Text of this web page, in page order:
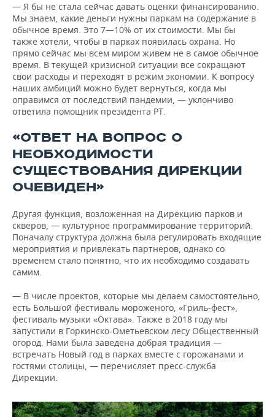
— Я бы не стала сейчас давать оценки финансированию.
Мы знаем, какие деньги нужны паркам на содержание в
обычное время. Это 7—10% от их стоимости. Мы бы
также хотели, чтобы в парках появилась охрана. Но
прямо сейчас мы всем миром живем не в самое обычное
время. В текущей кризисной ситуации все сокращают
свои расходы и переходят в режим экономии. К вопросу
наших амбиций можно будет вернуться, когда мы
оправимся от последствий пандемии, — уклончиво
ответила помощник президента РТ.
«ОТВЕТ НА ВОПРОС О
НЕОБХОДИМОСТИ
СУЩЕСТВОВАНИЯ ДИРЕКЦИИ
ОЧЕВИДЕН»
Другая функция, возложенная на Дирекцию парков и
скверов, — культурное программирование территорий.
Поначалу структура должна была регулировать входящие
мероприятия и привлекать партнеров, однако со
временем стало понятно, что их необходимо создавать
самим.
— В числе проектов, которые мы делаем самостоятельно,
есть Большой фестиваль мороженого, «Гриль-фест»,
фестиваль музыки «Октава». Также в 2018 году мы
запустили в Горкинско-Ометьевском лесу Общественный
огород. Нами была заведена добрая традиция —
встречать Новый год в парках вместе с горожанами и
гостями столицы, — перечисляет пресс-служба
Дирекции.